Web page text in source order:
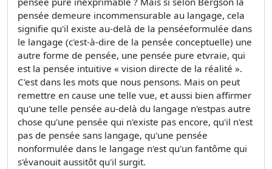
pensée demeure incommensurable au langage, cela
signifie qu'il existe au-delà de la penséeformulée dans
le langage (c'est-à-dire de la pensée conceptuelle) une
autre forme de pensée, une pensée pure etvraie, qui
est la pensée intuitive « vision directe de la réalité ».
C'est dans les mots que nous pensons. Mais on peut
remettre en cause une telle vue, et aussi bien affirmer
qu'une telle pensée au-delà du langage n'estpas autre
chose qu'une pensée qui n'existe pas encore, qu'il n'est
pas de pensée sans langage, qu'une pensée
nonformulée dans le langage n'est qu'un fantôme qui
s'évanouit aussitôt qu'il surgit.